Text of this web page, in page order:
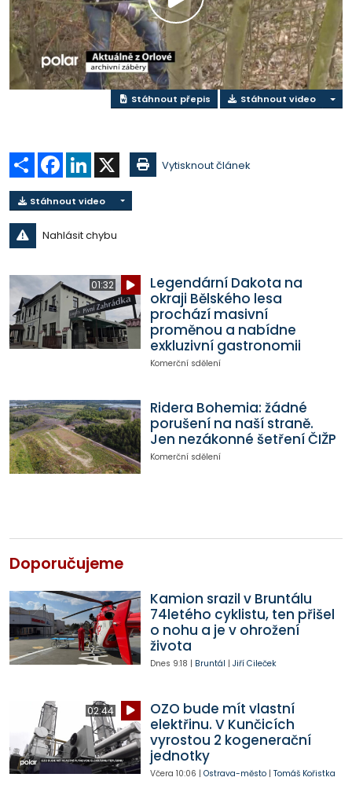
Přehrát
video
Stáhnout přepis Stáhnout video
Sdílet Facebook
LinkedIn Vytisknout článek
Stáhnout video
Nahlásit chybu
01:32
Legendární Dakota na
okraji Bělského lesa
prochází masivní
proměnou a nabídne
exkluzivní gastronomii
Komerční sdělení
Ridera Bohemia: žádné
porušení na naší straně.
Jen nezákonné šetření ČIŽP
Komerční sdělení
Doporučujeme
Kamion srazil v Bruntálu
74letého cyklistu, ten přišel
o nohu a je v ohrožení
života
Dnes 9:18 | Bruntál | Jiří Cileček
02:44
OZO bude mít vlastní
elektřinu. V Kunčicích
vyrostou 2 kogenerační
jednotky
Včera 10:06 | Ostrava-město| Tomáš Kořistka